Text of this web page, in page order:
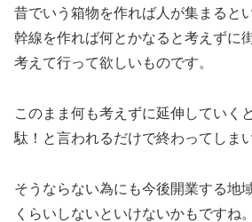
昔でいう箱物を作れば人が集まると
幹線を作れば何とかなると考えずに
考えて行って欲しいものです。
このまま何も考えずに延伸していく
駄！と言われるだけで終わってしま
そうならない為にも今後開業する地
くらいしないといけないかもですね。